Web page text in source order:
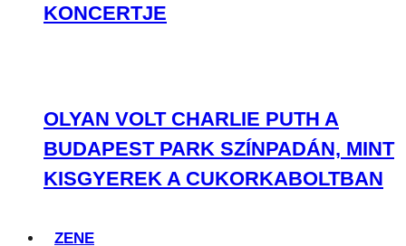
KONCERTJE
OLYAN VOLT CHARLIE PUTH A
BUDAPEST PARK SZÍNPADÁN, MINT
KISGYEREK A CUKORKABOLTBAN
ZENE